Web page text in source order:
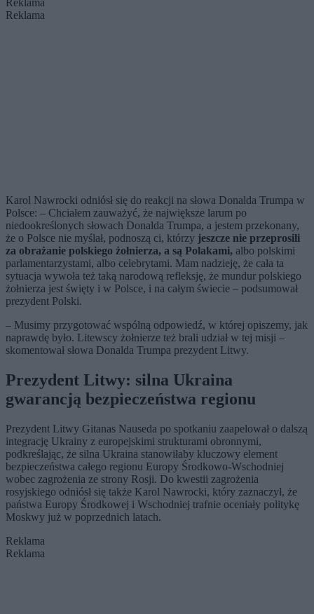
Reklama
Karol Nawrocki odniósł się do reakcji na słowa Donalda Trumpa w
Polsce: – Chciałem zauważyć, że największe larum po
niedookreślonych słowach Donalda Trumpa, a jestem przekonany,
że o Polsce nie myślał, podnoszą ci, którzy jeszcze nie przeprosili
za obrażanie polskiego żołnierza, a są Polakami, albo polskimi
parlamentarzystami, albo celebrytami. Mam nadzieję, że cała ta
sytuacja wywoła też taką narodową refleksję, że mundur polskiego
żołnierza jest święty i w Polsce, i na całym świecie – podsumował
prezydent Polski.
– Musimy przygotować wspólną odpowiedź, w której opiszemy, jak
naprawdę było. Litewscy żołnierze też brali udział w tej misji –
skomentował słowa Donalda Trumpa prezydent Litwy.
Prezydent Litwy: silna Ukraina
gwarancją bezpieczeństwa regionu
Prezydent Litwy Gitanas Nauseda po spotkaniu zaapelował o dalszą
integrację Ukrainy z europejskimi strukturami obronnymi,
podkreślając, że silna Ukraina stanowiłaby kluczowy element
bezpieczeństwa całego regionu Europy Środkowo-Wschodniej
wobec zagrożenia ze strony Rosji. Do kwestii zagrożenia
rosyjskiego odniósł się także Karol Nawrocki, który zaznaczył, że
państwa Europy Środkowej i Wschodniej trafnie oceniały politykę
Moskwy już w poprzednich latach.
Reklama
Reklama